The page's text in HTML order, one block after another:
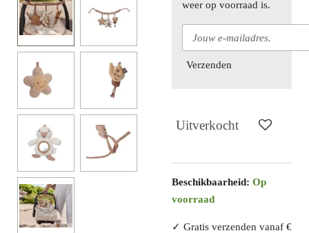
weer op voorraad is.
Verzenden
Uitverkocht
Beschikbaarheid: Op
voorraad
✓ Gratis verzenden vanaf €